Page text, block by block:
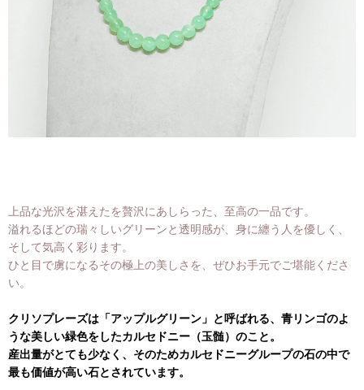
上品な光沢を湛えたを贅沢にあしらった、至高の一品です。
溢れるほどの瑞々しいグリーンと透明感が、身に纏う人を優しく、
そして気高く彩ります。
ひと目で虜になるその極上の美しさを、ぜひお手元でご堪能くださ
い。
クリソプレーズは「アップルグリーン」と呼ばれる、青リンゴのよ
うな美しい緑色をしたカルセドニー（玉髄）のこと。
産出量がとても少なく、そのためカルセドニーグループの石の中で
最も価値が高い石とされています。